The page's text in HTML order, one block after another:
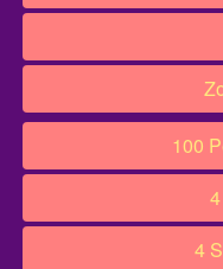
100
4